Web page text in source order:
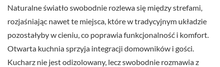
Naturalne światło swobodnie rozlewa się między strefami,
rozjaśniając nawet te miejsca, które w tradycyjnym układzie
pozostałyby w cieniu, co poprawia funkcjonalność i komfort.
Otwarta kuchnia sprzyja integracji domowników i gości.
Kucharz nie jest odizolowany, lecz swobodnie rozmawia z